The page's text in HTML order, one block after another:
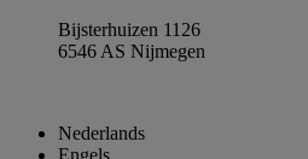
Bijsterhuizen 1126
6546 AS Nijmegen
Nederlands
Engels